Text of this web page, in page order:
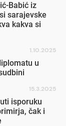
Babić iz
sarajevske
kakva si
1.10.2025
u
15.3.2025
isporuku
čak i